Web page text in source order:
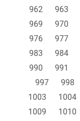
962
963
969
970
976
977
983
984
990
991
997
998
1003
1004
1009
1010